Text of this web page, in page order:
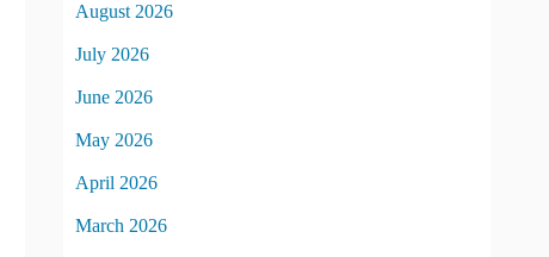
August 2026
July 2026
June 2026
May 2026
April 2026
March 2026